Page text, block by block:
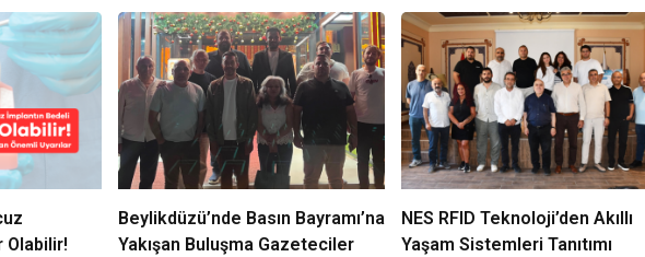
Olabilir!
Beylikdüzü’nde Basın Bayramı’na
Yakışan Buluşma Gazeteciler
NES RFID Teknoloji’den Akıllı
Yaşam Sistemleri Tanıtımı